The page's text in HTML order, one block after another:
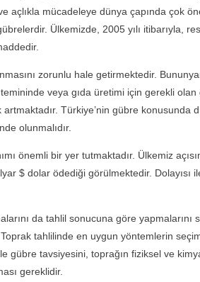
mücadeleye dünya çapında çok
Ülkemizde, 2005 yılı itibarıyla,
zorunlu hale getirmektedir.
veya gıda üretimi için gerekli olan
Türkiye’nin gübre konusunda
olunmalıdır.
bir yer tutmaktadır. Ülkemiz
$ dolar ödediği görülmektedir.
da tahlil sonucuna göre yapmalarını
tahlilinde en uygun yöntemlerin
tavsiyesini, toprağın fiziksel ve
gereklidir.